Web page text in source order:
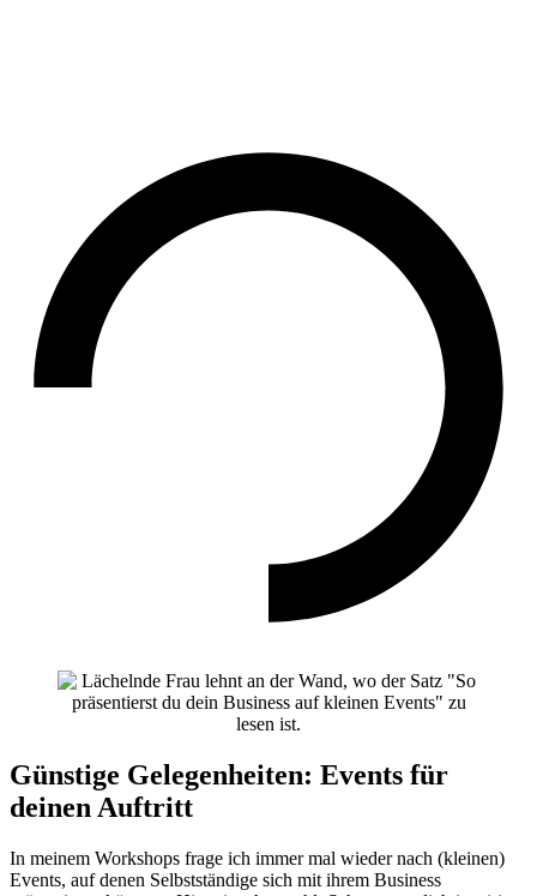
Günstige Gelegenheiten: Events für
deinen Auftritt
In meinem Workshops frage ich immer mal wieder nach (kleinen)
Events, auf denen Selbstständige sich mit ihrem Business